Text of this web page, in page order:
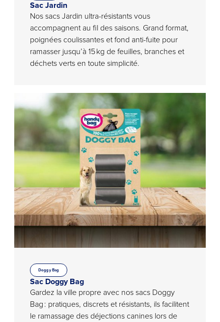
Sac Jardin
Nos sacs Jardin ultra-résistants vous
accompagnent au fil des saisons. Grand format,
poignées coulissantes et fond anti-fuite pour
ramasser jusqu’à 15 kg de feuilles, branches et
déchets verts en toute simplicité.
Doggy Bag
Sac Doggy Bag
Gardez la ville propre avec nos sacs Doggy
Bag : pratiques, discrets et résistants, ils facilitent
le ramassage des déjections canines lors de